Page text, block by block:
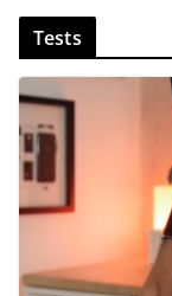
v
t
r
e
e
m
i
Tests